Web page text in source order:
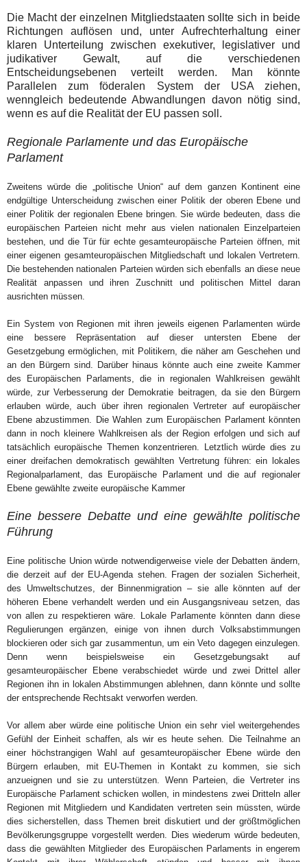
Die Macht der einzelnen Mitgliedstaaten sollte sich in beide
Richtungen auflösen und, unter Aufrechterhaltung einer
klaren Unterteilung zwischen exekutiver, legislativer und
judikativer Gewalt, auf die verschiedenen
Entscheidungsebenen verteilt werden. Man könnte
Parallelen zum föderalen System der USA ziehen,
wenngleich bedeutende Abwandlungen davon nötig sind,
wenn es auf die Realität der EU passen soll.
Regionale Parlamente und das Europäische
Parlament
Zweitens würde die „politische Union“ auf dem ganzen Kontinent eine
endgültige Unterscheidung zwischen einer Politik der oberen Ebene und
einer Politik der regionalen Ebene bringen. Sie würde bedeuten, dass die
europäischen Parteien nicht mehr aus vielen nationalen Einzelparteien
bestehen, und die Tür für echte gesamteuropäische Parteien öffnen, mit
einer eigenen gesamteuropäischen Mitgliedschaft und lokalen Vertretern.
Die bestehenden nationalen Parteien würden sich ebenfalls an diese neue
Realität anpassen und ihren Zuschnitt und politischen Mittel daran
ausrichten müssen.
Ein System von Regionen mit ihren jeweils eigenen Parlamenten würde
eine bessere Repräsentation auf dieser untersten Ebene der
Gesetzgebung ermöglichen, mit Politikern, die näher am Geschehen und
an den Bürgern sind. Darüber hinaus könnte auch eine zweite Kammer
des Europäischen Parlaments, die in regionalen Wahlkreisen gewählt
würde, zur Verbesserung der Demokratie beitragen, da sie den Bürgern
erlauben würde, auch über ihren regionalen Vertreter auf europäischer
Ebene abzustimmen. Die Wahlen zum Europäischen Parlament könnten
dann in noch kleinere Wahlkreisen als der Region erfolgen und sich auf
tatsächlich europäische Themen konzentrieren. Letztlich würde dies zu
einer dreifachen demokratisch gewählten Vertretung führen: ein lokales
Regionalparlament, das Europäische Parlament und die auf regionaler
Ebene gewählte zweite europäische Kammer
Eine bessere Debatte und eine gewählte politische
Führung
Eine politische Union würde notwendigerweise viele der Debatten ändern,
die derzeit auf der EU-Agenda stehen. Fragen der sozialen Sicherheit,
des Umweltschutzes, der Binnenmigration – sie alle könnten auf der
höheren Ebene verhandelt werden und ein Ausgangsniveau setzen, das
von allen zu respektieren wäre. Lokale Parlamente könnten dann diese
Regulierungen ergänzen, einige von ihnen durch Volksabstimmungen
blockieren oder sich gar zusammentun, um ein Veto dagegen einzulegen.
Denn wenn beispielsweise ein Gesetzgebungsakt auf
gesamteuropäischer Ebene verabschiedet würde und zwei Drittel aller
Regionen ihn in lokalen Abstimmungen ablehnen, dann könnte und sollte
der entsprechende Rechtsakt verworfen werden.
Vor allem aber würde eine politische Union ein sehr viel weitergehendes
Gefühl der Einheit schaffen, als wir es heute sehen. Die Teilnahme an
einer höchstrangigen Wahl auf gesamteuropäischer Ebene würde den
Bürgern erlauben, mit EU-Themen in Kontakt zu kommen, sie sich
anzueignen und sie zu unterstützen. Wenn Parteien, die Vertreter ins
Europäische Parlament schicken wollen, in mindestens zwei Dritteln aller
Regionen mit Mitgliedern und Kandidaten vertreten sein müssten, würde
dies sicherstellen, dass Themen breit diskutiert und der größtmöglichen
Bevölkerungsgruppe vorgestellt werden. Dies wiederum würde bedeuten,
dass die gewählten Mitglieder des Europäischen Parlaments in engerem